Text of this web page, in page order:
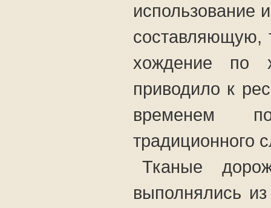
использование
составляющую,
хождение по
приводило к
временем
традиционного
Тканые
выполнялись